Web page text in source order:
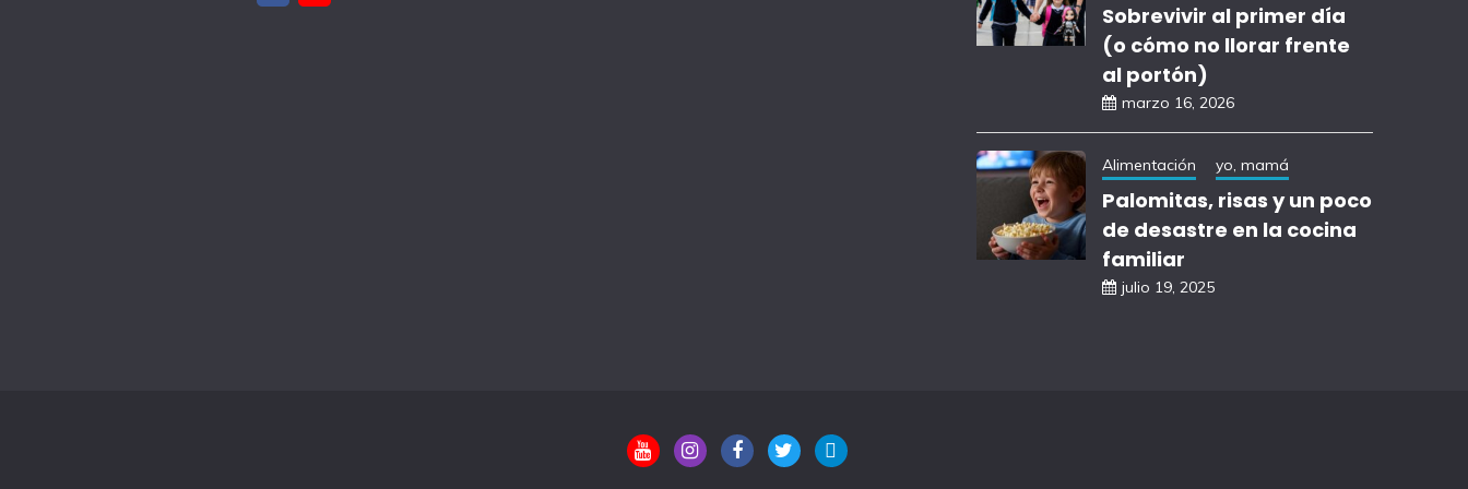
Sobrevivir al primer día
(o cómo no llorar frente
al portón)
marzo 16, 2026
Alimentación yo, mamá
Palomitas, risas y un poco
de desastre en la cocina
familiar
julio 19, 2025